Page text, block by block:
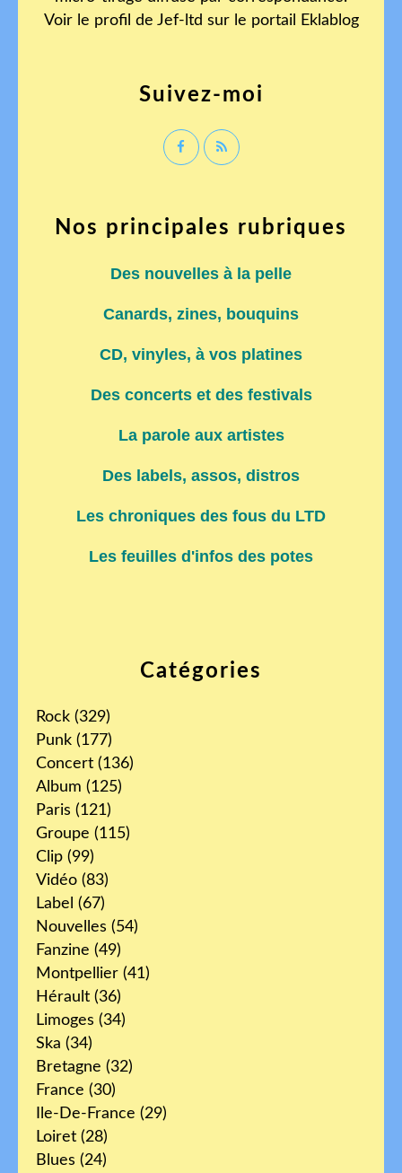
Catégories
Rock (329)
Punk (177)
Concert (136)
Album (125)
Paris (121)
Groupe (115)
Clip (99)
Vidéo (83)
Label (67)
Nouvelles (54)
Fanzine (49)
Montpellier (41)
Hérault (36)
Limoges (34)
Ska (34)
Bretagne (32)
France (30)
Ile-De-France (29)
Loiret (28)
Blues (24)
Voir le profil de Jef-ltd sur le portail Eklablog
Suivez-moi
Nos principales rubriques
Des nouvelles à la pelle
Canards, zines, bouquins
CD, vinyles, à vos platines
Des concerts et des festivals
La parole aux artistes
Des labels, assos, distros
Les chroniques des fous du LTD
Les feuilles d'infos des potes